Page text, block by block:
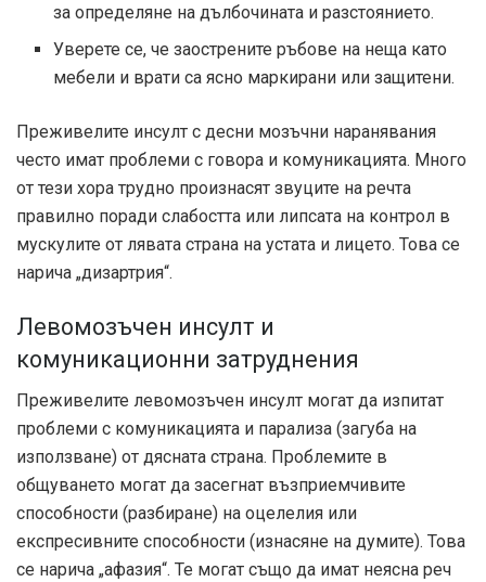
за определяне на дълбочината и разстоянието.
Уверете се, че заострените ръбове на неща като
мебели и врати са ясно маркирани или защитени.
Преживелите инсулт с десни мозъчни наранявания
често имат проблеми с говора и комуникацията. Много
от тези хора трудно произнасят звуците на речта
правилно поради слабостта или липсата на контрол в
мускулите от лявата страна на устата и лицето. Това се
нарича „дизартрия“.
Левомозъчен инсулт и
комуникационни затруднения
Преживелите левомозъчен инсулт могат да изпитат
проблеми с комуникацията и парализа (загуба на
използване) от дясната страна. Проблемите в
общуването могат да засегнат възприемчивите
способности (разбиране) на оцелелия или
експресивните способности (изнасяне на думите). Това
се нарича „афазия“. Те могат също да имат неясна реч